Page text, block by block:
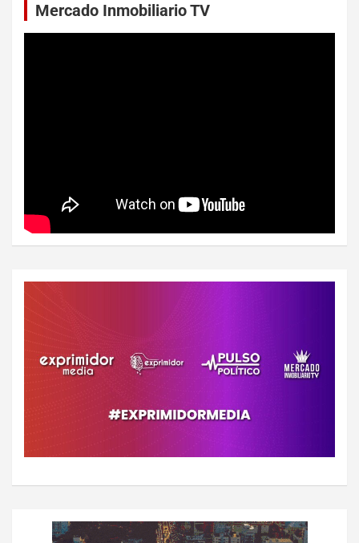
Mercado Inmobiliario TV